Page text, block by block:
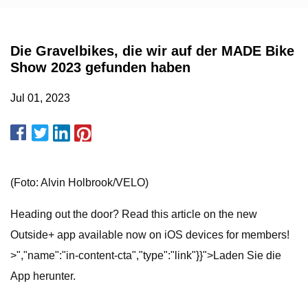
Die Gravelbikes, die wir auf der MADE Bike
Show 2023 gefunden haben
Jul 01, 2023
(Foto: Alvin Holbrook/VELO)
Heading out the door? Read this article on the new
Outside+ app available now on iOS devices for members!
>","name":"in-content-cta","type":"link"}}">Laden Sie die
App herunter.